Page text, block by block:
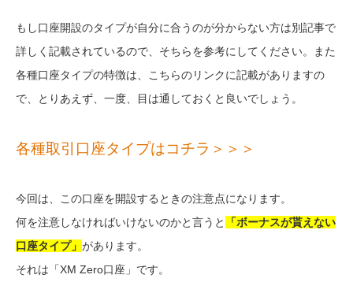
もし口座開設のタイプが自分に合うのが分からない方は別記事で
詳しく記載されているので、そちらを参考にしてください。また
各種口座タイプの特徴は、こちらのリンクに記載がありますの
で、とりあえず、一度、目は通しておくと良いでしょう。
各種取引口座タイプはコチラ＞＞＞
今回は、この口座を開設するときの注意点になります。
何を注意しなければいけないのかと言うと
「ボーナスが貰えない
口座タイプ」 があります。
それは「XM Zero口座」です。